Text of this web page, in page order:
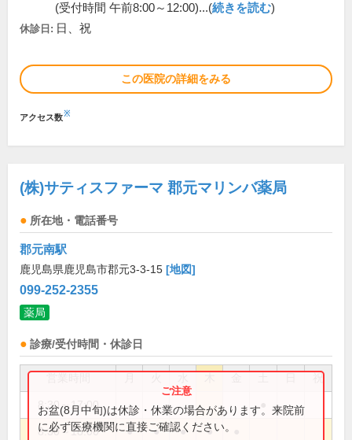
(受付時間 午前8:00～12:00)...(続きを読む)
休診日: 日、祝
この医院の詳細をみる
アクセス数※
(株)サティスファーマ 郡元マリンバ薬局
所在地・電話番号
郡元南駅
鹿児島県鹿児島市郡元3-3-15 [地図]
099-252-2355
薬局
診療/受付時間・休診日
祝
8:30～17:00
8:30～18:00 ● ● ● ●
お盆(8月中旬)は休診・休業の場合があります。来院前
に必ず医療機関に直接ご確認ください。